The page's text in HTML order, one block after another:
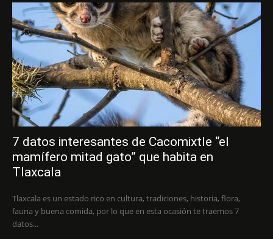
7 datos interesantes de Cacomixtle “el
mamífero mitad gato” que habita en
Tlaxcala
Tlaxcala es un estado rico en cultura, tradiciones, historia, flora,
fauna y buena comida, por lo que en esta ocasión te traemos 7
datos...